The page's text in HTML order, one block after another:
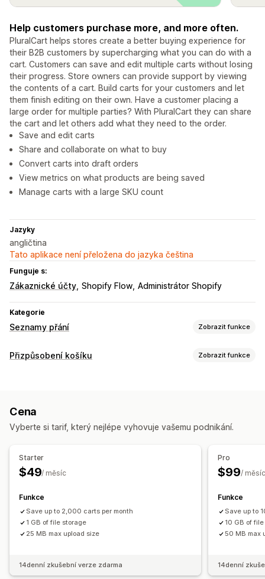
Help customers purchase more, and more often.
PluralCart helps stores create a better buying experience for
their B2B customers by supercharging what you can do with a
cart. Customers can save and edit multiple carts without losing
their progress. Store owners can provide support by viewing
the contents of a cart. Build carts for your customers and let
them finish editing on their own. Have a customer placing a
large order for multiple parties? With PluralCart they can share
the cart and let others add what they need to the order.
Save and edit carts
Share and collaborate on what to buy
Convert carts into draft orders
View metrics on what products are being saved
Manage carts with a large SKU count
Jazyky
angličtina
Tato aplikace není přeložena do jazyka čeština
Funguje s:
Zákaznické účty Shopify Flow Administrátor Shopify
Kategorie
Seznamy přání Zobrazit funkce
Typy seznamů
Správa seznamů
Sdílení na sociálních sítích
Sdílení odkazů
Více seznamů
Přizpůsobení
Vlastní prosazování značky
Přizpůsobení košíku Zobrazit funkce
Cena
Vyberte si tarif, který nejlépe vyhovuje vašemu podnikání.
Starter
$49/ měsíc
Funkce
Save up to 2,000 carts per month
1 GB of file storage
25 MB max upload size
14denní zkušební verze zdarma
Pro
$99/ měsíc
Funkce
Save up to
10 GB of
50 MB max
14denní